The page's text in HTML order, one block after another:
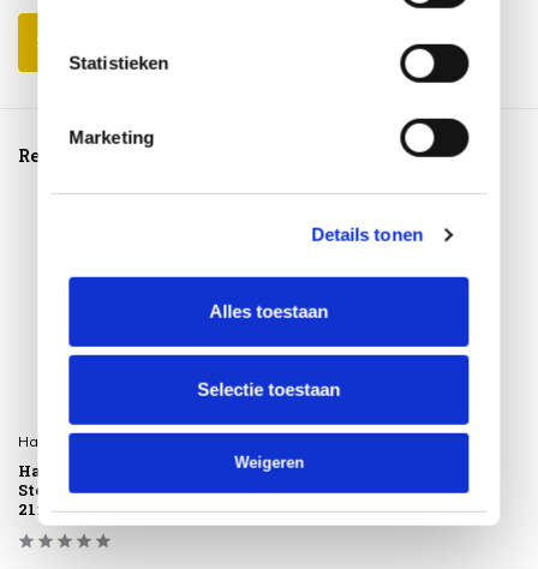
Statistieken
Marketing
Details tonen
Alles toestaan
Selectie toestaan
Weigeren
Schrijf je eigen review
Reeds bekeken
Happy Cocooning
Happy Cocooning Lumi
Steel tafelbrander rond
21xH37 cm Coral Red